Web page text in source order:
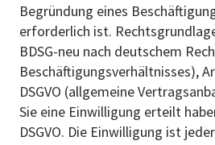
Begründung eines
erforderlich ist.
BDSG-neu nach deutschem
Beschäftigungsverhältnisses),
DSGVO (allgemeine
Sie eine Einwilligung erteilt
DSGVO. Die Einwilligung ist